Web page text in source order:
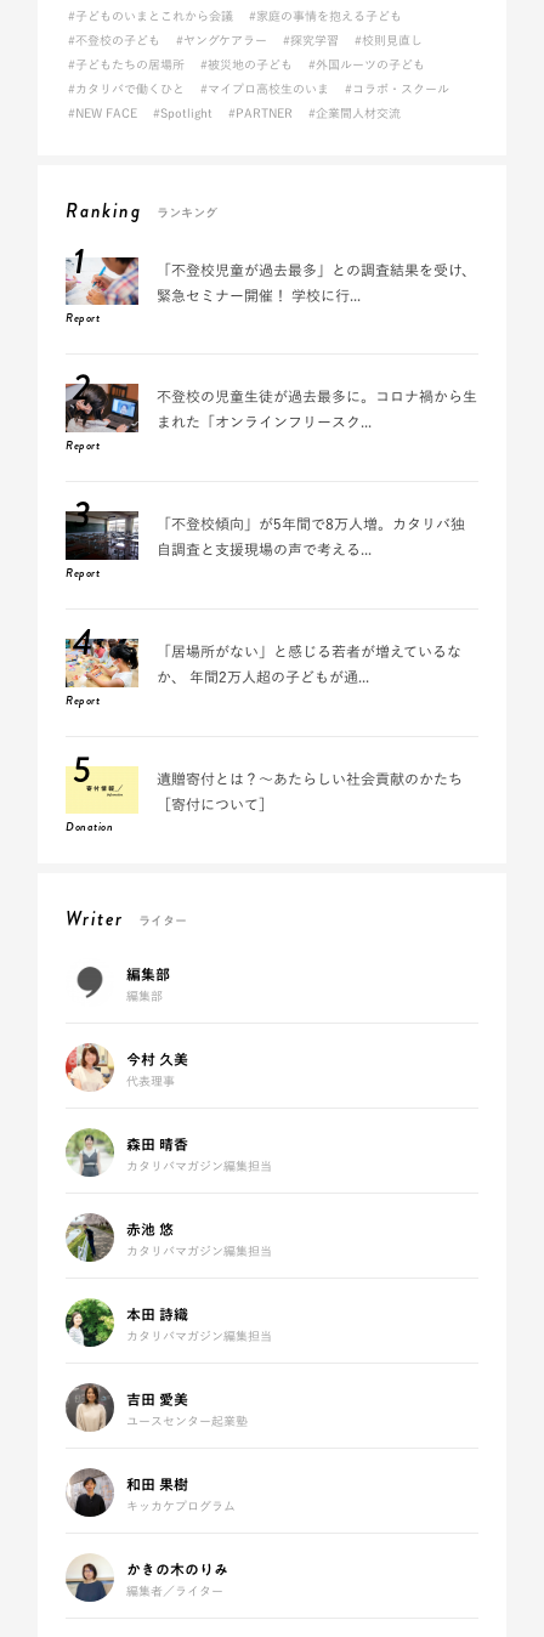
#子どものいまとこれから会議
#家庭の事情を抱える子ども
#不登校の子ども
#ヤングケアラー #探究学習
#校則見直し
#子どもたちの居場所
#被災地の子ども
#外国ルーツの子ども
#カタリバで働くひと
#マイプロ高校生のいま
#コラボ・スクール
#NEW FACE
#Spotlight #PARTNER #企業間人材交流
Ranking ランキング
1
Report
「不登校児童が過去最多」との調査結果を受け、
緊急セミナー開催！ 学校に行...
2
Report
不登校の児童生徒が過去最多に。コロナ禍から生
まれた「オンラインフリースク...
3
Report
「不登校傾向」が5年間で8万人増。カタリバ独
自調査と支援現場の声で考える...
4
Report
「居場所がない」と感じる若者が増えているな
か、 年間2万人超の子どもが通...
5
Donation
遺贈寄付とは？～あたらしい社会貢献のかたち
［寄付について］
Writer ライター
編集部
編集部
今村 久美
代表理事
森田 晴香
カタリバマガジン編集担当
赤池 悠
カタリバマガジン編集担当
本田 詩織
カタリバマガジン編集担当
吉田 愛美
ユースセンター起業塾
和田 果樹
キッカケプログラム
かきの木のりみ
編集者／ライター